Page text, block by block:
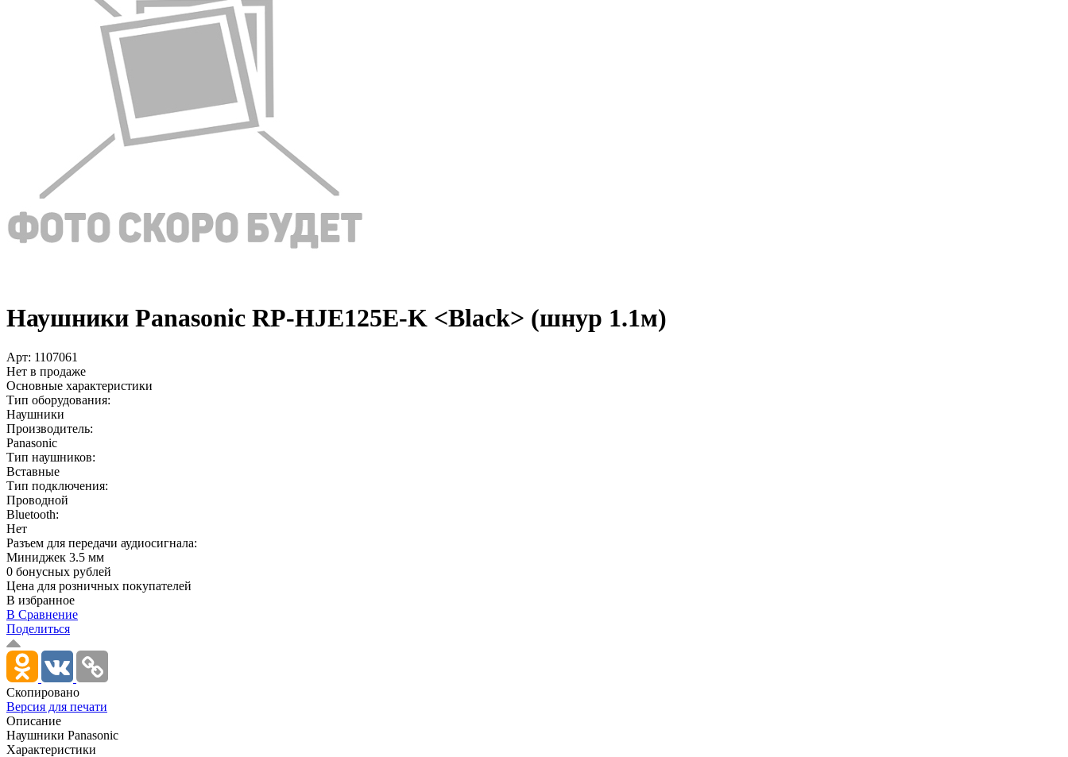
Наушники Panasonic RP-HJE125E-K <Black> (шнур 1.1м)
Арт: 1107061
Нет в продаже
Основные характеристики
Тип оборудования:
Наушники
Производитель:
Panasonic
Тип наушников:
Вставные
Тип подключения:
Проводной
Bluetooth:
Нет
Разъем для передачи аудиосигнала:
Миниджек 3.5 мм
0 бонусных рублей
Цена для розничных покупателей
В избранное
В Сравнение
Поделиться
Скопировано
Версия для печати
Описание
Наушники Panasonic
Характеристики